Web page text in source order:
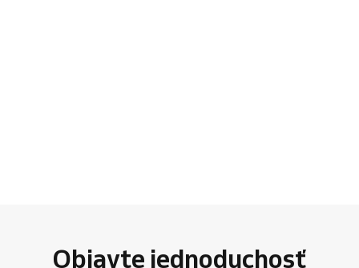
Objavte jednoduchosť